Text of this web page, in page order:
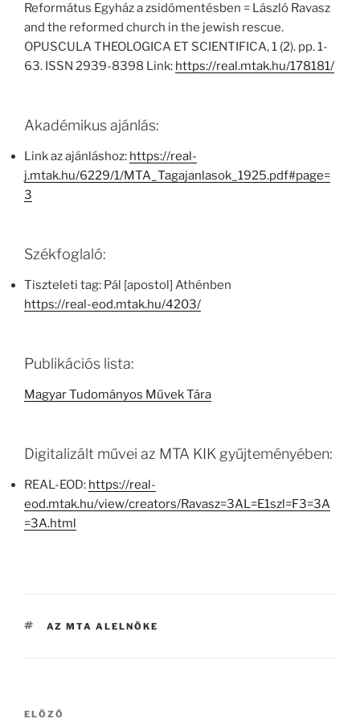
Református Egyház a zsidómentésben = László Ravasz
and the reformed church in the jewish rescue.
OPUSCULA THEOLOGICA ET SCIENTIFICA, 1 (2). pp. 1-
63. ISSN 2939-8398 Link: https://real.mtak.hu/178181/
Akadémikus ajánlás:
Link az ajánláshoz: https://real-
j.mtak.hu/6229/1/MTA_Tagajanlasok_1925.pdf#page=
3
Székfoglaló:
Tiszteleti tag: Pál [apostol] Athénben
https://real-eod.mtak.hu/4203/
Publikációs lista:
Magyar Tudományos Művek Tára
Digitalizált művei az MTA KIK gyűjteményében:
REAL-EOD: https://real-
eod.mtak.hu/view/creators/Ravasz=3AL=E1szl=F3=3A
=3A.html
CÍMKÉK
AZ MTA ALELNÖKE
Bejegyzés
Korábbi
ELŐZŐ